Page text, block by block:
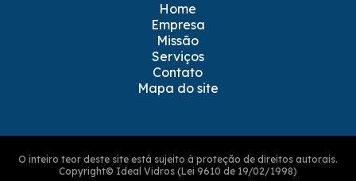
Home
Empresa
Missão
Serviços
Contato
Mapa do site
O inteiro teor deste site está sujeito à proteção de direitos autorais.
Copyright© Ideal Vidros (Lei 9610 de 19/02/1998)